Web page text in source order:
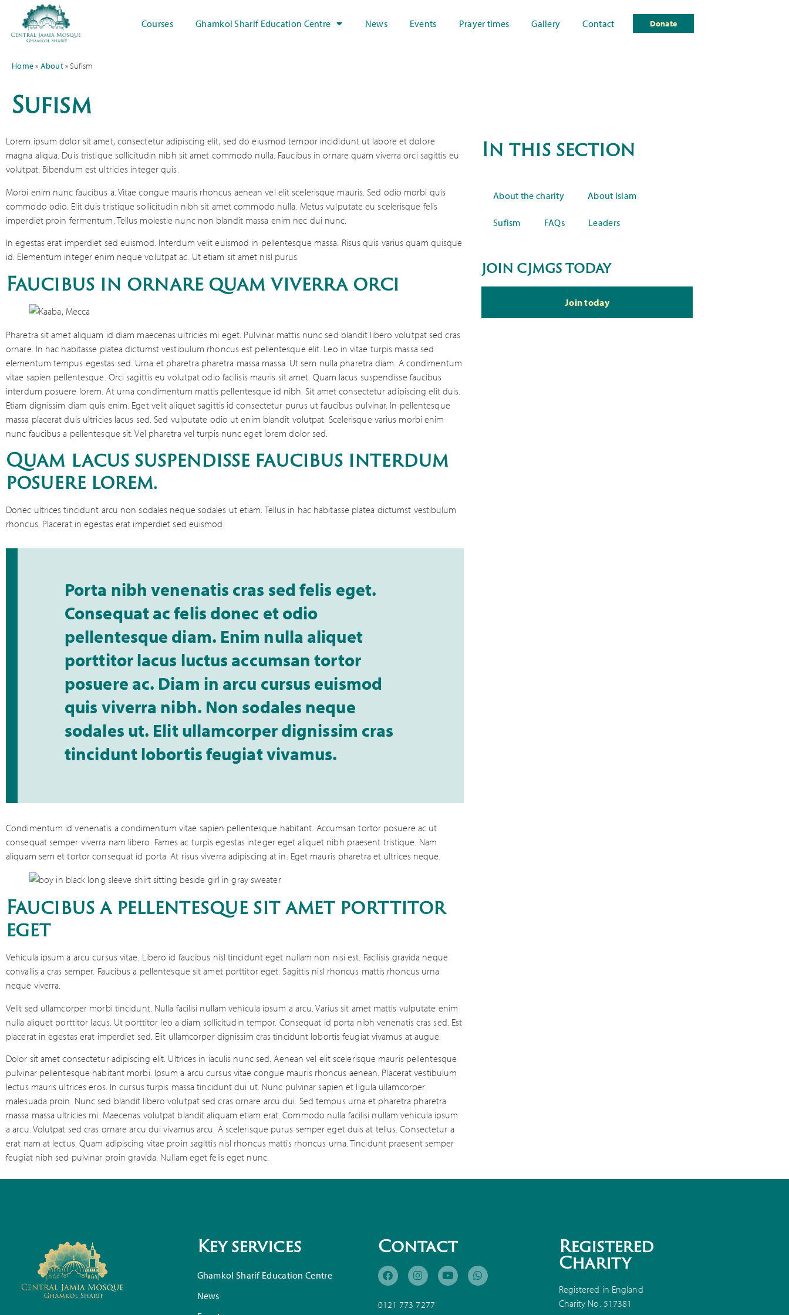
Courses Ghamkol Sharif Education Centre News Events Prayer times Gallery Contact Donate
Home» About»Sufism
Sufism
Lorem ipsum dolor sit amet, consectetur adipiscing elit, sed do eiusmod tempor incididunt ut labore et dolore
magna aliqua. Duis tristique sollicitudin nibh sit amet commodo nulla. Faucibus in ornare quam viverra orci sagittis eu
volutpat. Bibendum est ultricies integer quis.
Morbi enim nunc faucibus a. Vitae congue mauris rhoncus aenean vel elit scelerisque mauris. Sed odio morbi quis
commodo odio. Elit duis tristique sollicitudin nibh sit amet commodo nulla. Metus vulputate eu scelerisque felis
imperdiet proin fermentum. Tellus molestie nunc non blandit massa enim nec dui nunc.
In egestas erat imperdiet sed euismod. Interdum velit euismod in pellentesque massa. Risus quis varius quam quisque
id. Elementum integer enim neque volutpat ac. Ut etiam sit amet nisl purus.
Faucibus in ornare quam viverra orci
Pharetra sit amet aliquam id diam maecenas ultricies mi eget. Pulvinar mattis nunc sed blandit libero volutpat sed cras
ornare. In hac habitasse platea dictumst vestibulum rhoncus est pellentesque elit. Leo in vitae turpis massa sed
elementum tempus egestas sed. Urna et pharetra pharetra massa massa. Ut sem nulla pharetra diam. A condimentum
vitae sapien pellentesque. Orci sagittis eu volutpat odio facilisis mauris sit amet. Quam lacus suspendisse faucibus
interdum posuere lorem. At urna condimentum mattis pellentesque id nibh. Sit amet consectetur adipiscing elit duis.
Etiam dignissim diam quis enim. Eget velit aliquet sagittis id consectetur purus ut faucibus pulvinar. In pellentesque
massa placerat duis ultricies lacus sed. Sed vulputate odio ut enim blandit volutpat. Scelerisque varius morbi enim
nunc faucibus a pellentesque sit. Vel pharetra vel turpis nunc eget lorem dolor sed.
Quam lacus suspendisse faucibus interdum
posuere lorem.
Donec ultrices tincidunt arcu non sodales neque sodales ut etiam. Tellus in hac habitasse platea dictumst vestibulum
rhoncus. Placerat in egestas erat imperdiet sed euismod.
Porta nibh venenatis cras sed felis eget.
Consequat ac felis donec et odio
pellentesque diam. Enim nulla aliquet
porttitor lacus luctus accumsan tortor
posuere ac. Diam in arcu cursus euismod
quis viverra nibh. Non sodales neque
sodales ut. Elit ullamcorper dignissim cras
tincidunt lobortis feugiat vivamus.
Condimentum id venenatis a condimentum vitae sapien pellentesque habitant. Accumsan tortor posuere ac ut
consequat semper viverra nam libero. Fames ac turpis egestas integer eget aliquet nibh praesent tristique. Nam
aliquam sem et tortor consequat id porta. At risus viverra adipiscing at in. Eget mauris pharetra et ultrices neque.
Faucibus a pellentesque sit amet porttitor
eget
Vehicula ipsum a arcu cursus vitae. Libero id faucibus nisl tincidunt eget nullam non nisi est. Facilisis gravida neque
convallis a cras semper. Faucibus a pellentesque sit amet porttitor eget. Sagittis nisl rhoncus mattis rhoncus urna
neque viverra.
Velit sed ullamcorper morbi tincidunt. Nulla facilisi nullam vehicula ipsum a arcu. Varius sit amet mattis vulputate enim
nulla aliquet porttitor lacus. Ut porttitor leo a diam sollicitudin tempor. Consequat id porta nibh venenatis cras sed. Est
placerat in egestas erat imperdiet sed. Elit ullamcorper dignissim cras tincidunt lobortis feugiat vivamus at augue.
Dolor sit amet consectetur adipiscing elit. Ultrices in iaculis nunc sed. Aenean vel elit scelerisque mauris pellentesque
pulvinar pellentesque habitant morbi. Ipsum a arcu cursus vitae congue mauris rhoncus aenean. Placerat vestibulum
lectus mauris ultrices eros. In cursus turpis massa tincidunt dui ut. Nunc pulvinar sapien et ligula ullamcorper
malesuada proin. Nunc sed blandit libero volutpat sed cras ornare arcu dui. Sed tempus urna et pharetra pharetra
massa massa ultricies mi. Maecenas volutpat blandit aliquam etiam erat. Commodo nulla facilisi nullam vehicula ipsum
a arcu. Volutpat sed cras ornare arcu dui vivamus arcu. A scelerisque purus semper eget duis at tellus. Consectetur a
erat nam at lectus. Quam adipiscing vitae proin sagittis nisl rhoncus mattis rhoncus urna. Tincidunt praesent semper
feugiat nibh sed pulvinar proin gravida. Nullam eget felis eget nunc.
In this section
About the charity About Islam
Sufism FAQs Leaders
join cjmgs today
Join today
Key services
Ghamkol Sharif Education Centre
News
Contact
0121 773 7277
Registered
Charity
Registered in England
Charity No. 517381